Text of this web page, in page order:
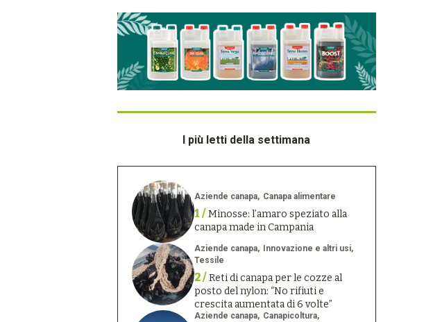
I più letti della settimana
Aziende canapa Canapa alimentare
1 /Minosse: l’amaro speziato alla
canapa made in Campania
Aziende canapa
Innovazione e altri usi
Tessile
2 /Reti di canapa per le cozze al
posto del nylon: “No rifiuti e
crescita aumentata di 6 volte”
Aziende canapa
Canapicoltura